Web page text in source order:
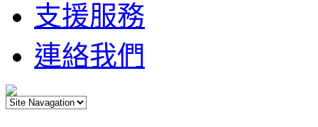
支援服務
連絡我們